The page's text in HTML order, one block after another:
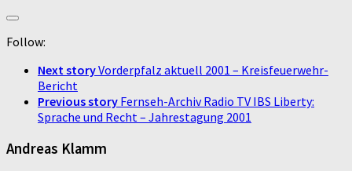
Follow:
Next storyVorderpfalz aktuell 2001 – Kreisfeuerwehr-
Bericht
Previous story Fernseh-Archiv Radio TV IBS Liberty:
Sprache und Recht – Jahrestagung 2001
Andreas Klamm